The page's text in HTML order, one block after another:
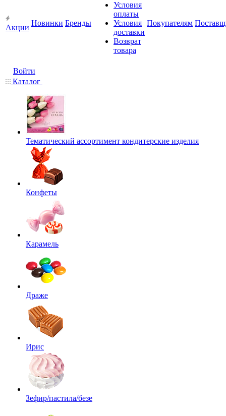
Акции
Новинки Бренды
Условия
оплаты
Условия
доставки
Возврат
товара
Покупателям
Войти
Каталог
Тематический ассортимент кондитерские изделия
Конфеты
Карамель
Драже
Ирис
Зефир/пастила/безе